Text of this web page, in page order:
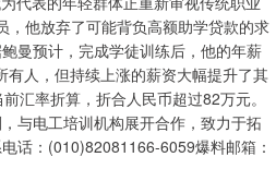
，他放弃了可能背负高额助学贷款的求
曼预计，完成学徒训练后，他的年薪
人，但持续上涨的薪资大幅提升了其
汇率折算，折合人民币超过82万元。
与电工培训机构展开合作，致力于拓
话：(010)82081166-6059爆料邮箱：